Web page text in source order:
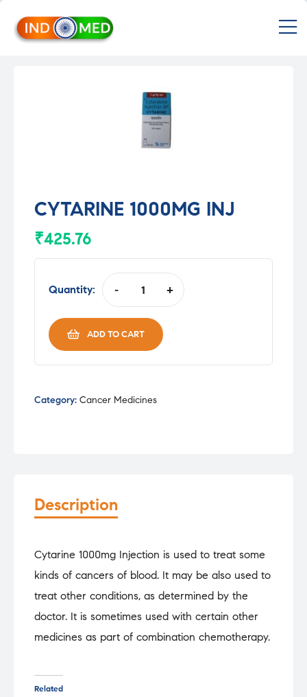
Import
Export
CYTARINE 1000MG INJ
₹425.76
Quantity: -
CYTARINE
INJ
+
ADD TO CART
Category: Cancer Medicines
Description
Cytarine 1000mg Injection is used to treat some
kinds of cancers of blood. It may be also used to
treat other conditions, as determined by the
doctor. It is sometimes used with certain other
medicines as part of combination chemotherapy.
Related